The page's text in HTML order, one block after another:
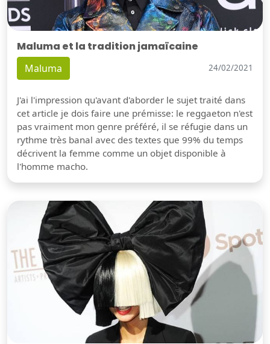
Maluma et la tradition jamaïcaine
Maluma 24/02/2021
J'ai l'impression qu'avant d'aborder le sujet traité dans
cet article je dois faire une prémisse: le reggaeton n'est
pas vraiment mon genre préféré, il se réfugie dans un
rythme très banal avec des textes que 99% du temps
décrivent la femme comme un objet disponible à
l'homme macho.